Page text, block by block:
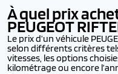
À quel prix
PEUGEOT
Le prix d’un véhicule
selon différents critères
vitesses, les options
kilométrage ou encore